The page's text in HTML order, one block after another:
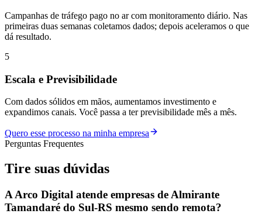
Campanhas de tráfego pago no ar com monitoramento diário. Nas
primeiras duas semanas coletamos dados; depois aceleramos o que
dá resultado.
5
Escala e Previsibilidade
Com dados sólidos em mãos, aumentamos investimento e
expandimos canais. Você passa a ter previsibilidade mês a mês.
Quero esse processo na minha empresa
Perguntas Frequentes
Tire suas dúvidas
A Arco Digital atende empresas de Almirante
Tamandaré do Sul-RS mesmo sendo remota?